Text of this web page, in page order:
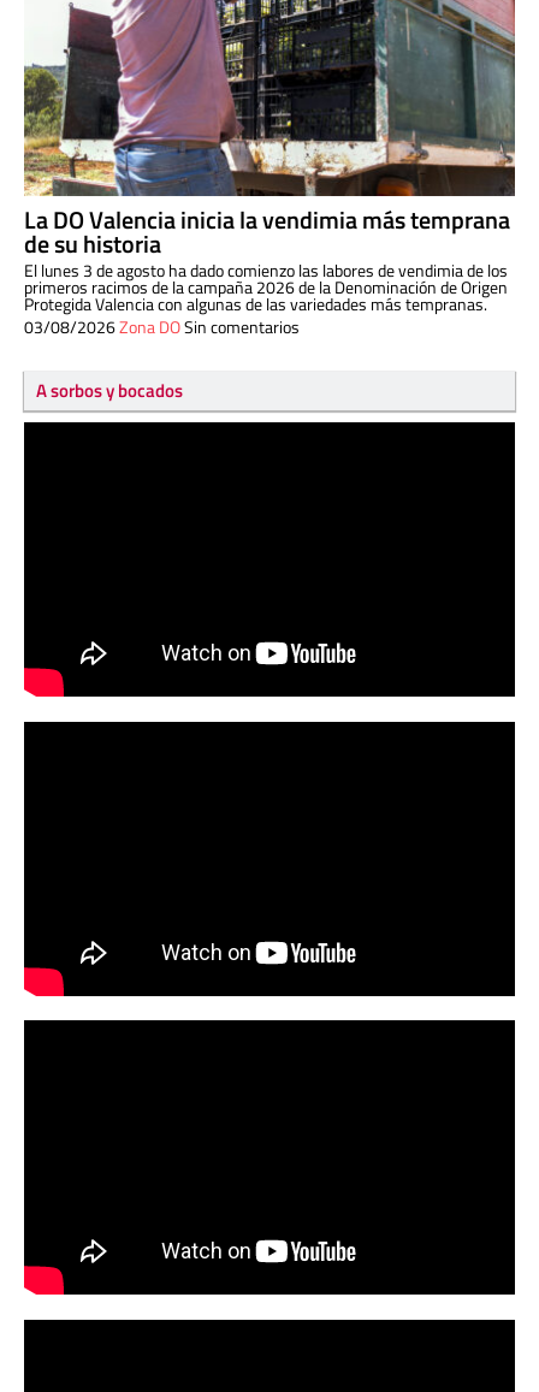
La DO Valencia inicia la vendimia más temprana
de su historia
El lunes 3 de agosto ha dado comienzo las labores de vendimia de los
primeros racimos de la campaña 2026 de la Denominación de Origen
Protegida Valencia con algunas de las variedades más tempranas.
03/08/2026Zona DOSin comentarios
A sorbos y bocados